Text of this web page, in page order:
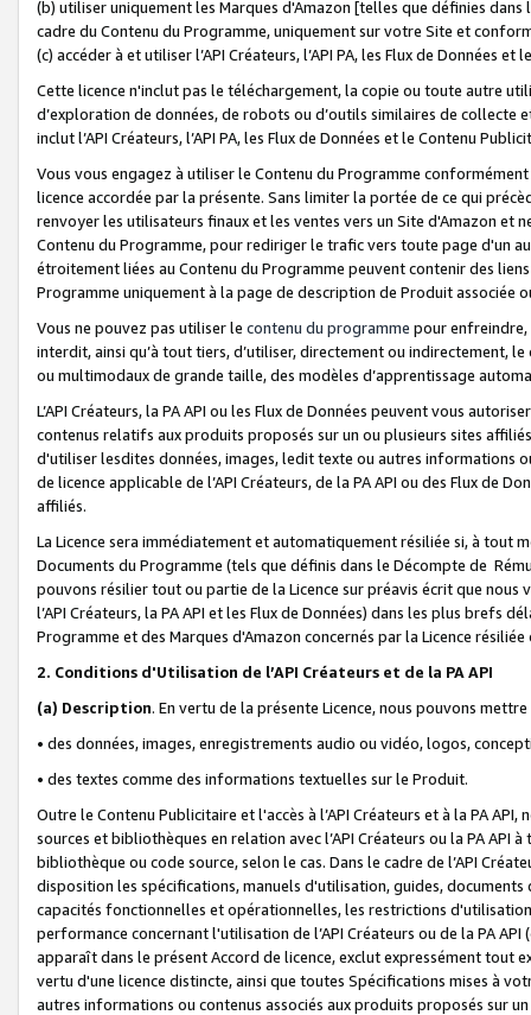
(b) utiliser uniquement les Marques d'Amazon [telles que définies dans
cadre du Contenu du Programme, uniquement sur votre Site et
(c) accéder à et utiliser l’API Créateurs, l’API PA, les Flux de Données
Cette licence n'inclut pas le téléchargement, la copie ou toute autre
d’exploration de données, de robots ou d’outils similaires de
inclut l’API Créateurs, l’API PA, les Flux de Données et le Contenu
Vous vous engagez à utiliser le Contenu du Programme
licence accordée par la présente. Sans limiter la portée de ce qui
renvoyer les utilisateurs finaux et les ventes vers un Site d'Amazon et
Contenu du Programme, pour rediriger le trafic vers toute page d'un
étroitement liées au Contenu du Programme peuvent contenir des
Programme uniquement à la page de description de Produit associée
Vous ne pouvez pas utiliser le contenu du programme pour
interdit, ainsi qu’à tout tiers, d’utiliser, directement ou indirectement,
ou multimodaux de grande taille, des modèles d’apprentissage
L’API Créateurs, la PA API ou les Flux de Données peuvent vous
contenus relatifs aux produits proposés sur un ou plusieurs sites
d'utiliser lesdites données, images, ledit texte ou autres informations
de licence applicable de l’API Créateurs, de la PA API ou des Flux de
affiliés.
La Licence sera immédiatement et automatiquement résiliée si, à
Documents du Programme (tels que définis dans le Décompte de
pouvons résilier tout ou partie de la Licence sur préavis écrit que
l’API Créateurs, la PA API et les Flux de Données) dans les plus
Programme et des Marques d'Amazon concernés par la Licence
2. Conditions d'Utilisation de l’API Créateurs et de la PA API
(a) Description. En vertu de la présente Licence, nous pouvons
• des données, images, enregistrements audio ou vidéo, logos,
• des textes comme des informations textuelles sur le Produit.
Outre le Contenu Publicitaire et l'accès à l’API Créateurs et à la PA
sources et bibliothèques en relation avec l’API Créateurs ou la PA
bibliothèque ou code source, selon le cas. Dans le cadre de l’API
disposition les spécifications, manuels d'utilisation, guides,
capacités fonctionnelles et opérationnelles, les restrictions
performance concernant l'utilisation de l’API Créateurs ou de la PA
apparaît dans le présent Accord de licence, exclut expressément tout
vertu d'une licence distincte, ainsi que toutes Spécifications mises à
autres informations ou contenus associés aux produits proposés sur